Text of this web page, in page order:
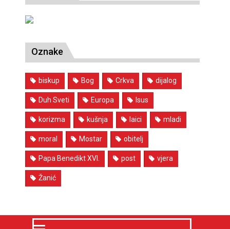
Oznake
biskup Bog Crkva dijalog
Duh Sveti Europa Isus
korizma kušnja laici mladi
moral Mostar obitelj
Papa Benedikt XVI. post vjera
Žanić